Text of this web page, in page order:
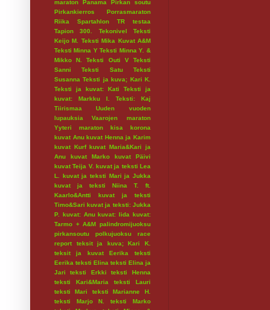
maraton Panama
Pirkan soutu
Pirkankierros
Porrasmaraton
Riika
Spartahlon
TR testaa
Tapion 300.
Tekonivel
Teksti
Keijo M.
Teksti Mika Kuvat A&M
Teksti Minna Y Teksti Minna Y. &
Mikko N.
Teksti Outi V
Teksti
Sanni
Teksti Satu
Teksti
Susanna Teksti ja kuva; Kari K.
Teksti ja kuvat: Kati
Teksti ja
kuvat: Markku I.
Teksti: Kaj
Tiirismaa
Uuden vuoden
lupauksia
Vaarojen maraton
Yyteri maraton
kisa
korona
kuvat Anu kuvat Henna ja Karim
kuvat Kurf kuvat Maria&Kari ja
Anu
kuvat Marko
kuvat Päivi
kuvat Teija V. kuvat ja teksti Lea
L.
kuvat ja teksti Mari ja Jukka
kuvat ja teksti Niina T. ft.
Kaarlo&Antti
kuvat ja teksti
Timo&Sari kuvat ja teksti: Jukka
P.
kuvat: Anu kuvat: Iida kuvat:
Tarmo + A&M palindromijuoksu
pirkansoutu
polkujuoksu
race
report
teksit ja kuva; Kari K.
teksit ja kuvat Eerika
teksti
Eerika teksti Elina teksti Elina ja
Jari
teksti Erkki
teksti Henna
teksti Kari&Maria
teksti Lauri
teksti Mari
teksti Marianne H.
teksti Marjo N.
teksti Marko